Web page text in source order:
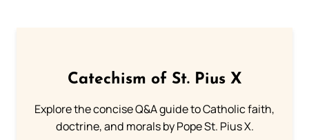
Catechism of St. Pius X
Explore the concise Q&A guide to Catholic faith,
doctrine, and morals by Pope St. Pius X.